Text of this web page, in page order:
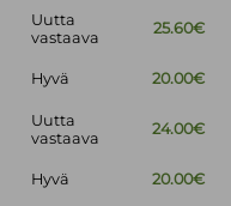
Uutta
vastaava
25.60€
Hyvä 20.00€
Uutta
vastaava
24.00€
Hyvä 20.00€